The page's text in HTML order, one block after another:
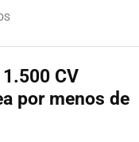
CV
por menos de